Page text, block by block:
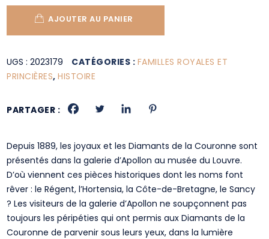
AJOUTER AU PANIER
UGS :2023179 CATÉGORIES : FAMILLES ROYALES ET
PRINCIÈRES,HISTOIRE
PARTAGER :
Depuis 1889, les joyaux et les Diamants de la Couronne sont
présentés dans la galerie d’Apollon au musée du Louvre.
D’où viennent ces pièces historiques dont les noms font
rêver : le Régent, l’Hortensia, la Côte-de-Bretagne, le Sancy
? Les visiteurs de la galerie d’Apollon ne soupçonnent pas
toujours les péripéties qui ont permis aux Diamants de la
Couronne de parvenir sous leurs yeux, dans la lumière